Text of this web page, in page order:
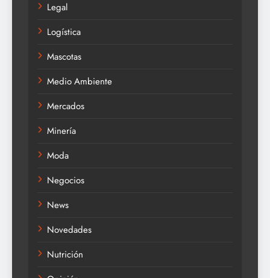
Legal
Logística
Mascotas
Medio Ambiente
Mercados
Minería
Moda
Negocios
News
Novedades
Nutrición